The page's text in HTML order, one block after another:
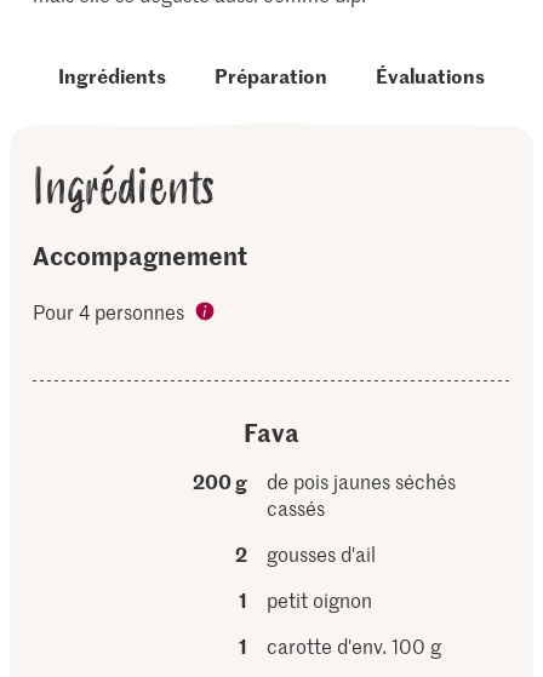
Ingrédients Préparation Évaluations
Ingrédients
Accompagnement
Pour 4 personnes
Fava
200 g
de pois jaunes séchés
cassés
2
gousses d'ail
1
petit oignon
1
carotte d'env. 100 g